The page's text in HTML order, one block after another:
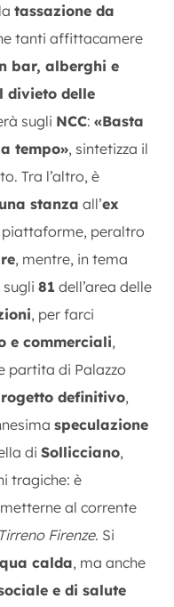
tassazione da
tanti affittacamere
bar, alberghi e
divieto delle
sugli NCC: «Basta
tempo», sintetizza il
Tra l’altro, è
stanza all’ex
piattaforme, peraltro
, mentre, in tema
sugli 81 dell’area delle
, per farci
e commerciali,
partita di Palazzo
definitivo,
speculazione
di Sollicciano,
tragiche: è
al corrente
Firenze. Si
calda, ma anche
e di salute